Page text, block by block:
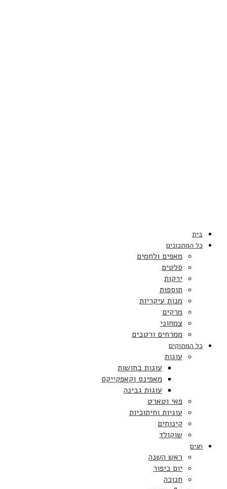
בית
כל המתכונים
מאפים ולחמים
סלטים
ירקות
תוספות
מנות עיקריות
מרקים
צמחוני
ממרחים ורטבים
כל המתוקים
עוגות
עוגות בחושות
מאפינס וקאפקייקס
עוגות גבינה
פאי וטארט
עוגיות וחיתוכיות
קינוחים
שוקולד
חגים
ראש השנה
יום כיפור
חנוכה